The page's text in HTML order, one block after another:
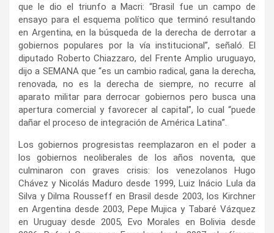
que le dio el triunfo a Macri: “Brasil fue un campo de
ensayo para el esquema político que terminó resultando
en Argentina, en la búsqueda de la derecha de derrotar a
gobiernos populares por la vía institucional”, señaló. El
diputado Roberto Chiazzaro, del Frente Amplio uruguayo,
dijo a SEMANA que “es un cambio radical, gana la derecha,
renovada, no es la derecha de siempre, no recurre al
aparato militar para derrocar gobiernos pero busca una
apertura comercial y favorecer al capital”, lo cual “puede
dañar el proceso de integración de América Latina”.
Los gobiernos progresistas reemplazaron en el poder a
los gobiernos neoliberales de los años noventa, que
culminaron con graves crisis: los venezolanos Hugo
Chávez y Nicolás Maduro desde 1999, Luiz Inácio Lula da
Silva y Dilma Rousseff en Brasil desde 2003, los Kirchner
en Argentina desde 2003, Pepe Mujica y Tabaré Vázquez
en Uruguay desde 2005, Evo Morales en Bolivia desde